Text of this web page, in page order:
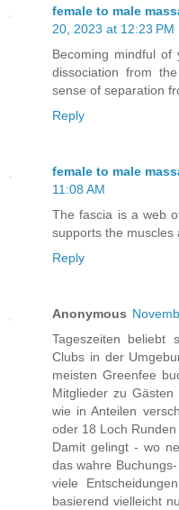
female to male
20, 2023 at 12:23 PM
Becoming mindful
dissociation from
sense of separation
Reply
female to male
11:08 AM
The fascia is a web
supports the muscles
Reply
Anonymous
Tageszeiten beliebt
Clubs in der
meisten Greenfee
Mitglieder zu
wie in Anteilen
oder 18 Loch Runden
Damit gelingt - wo
das wahre
viele
basierend vielleicht